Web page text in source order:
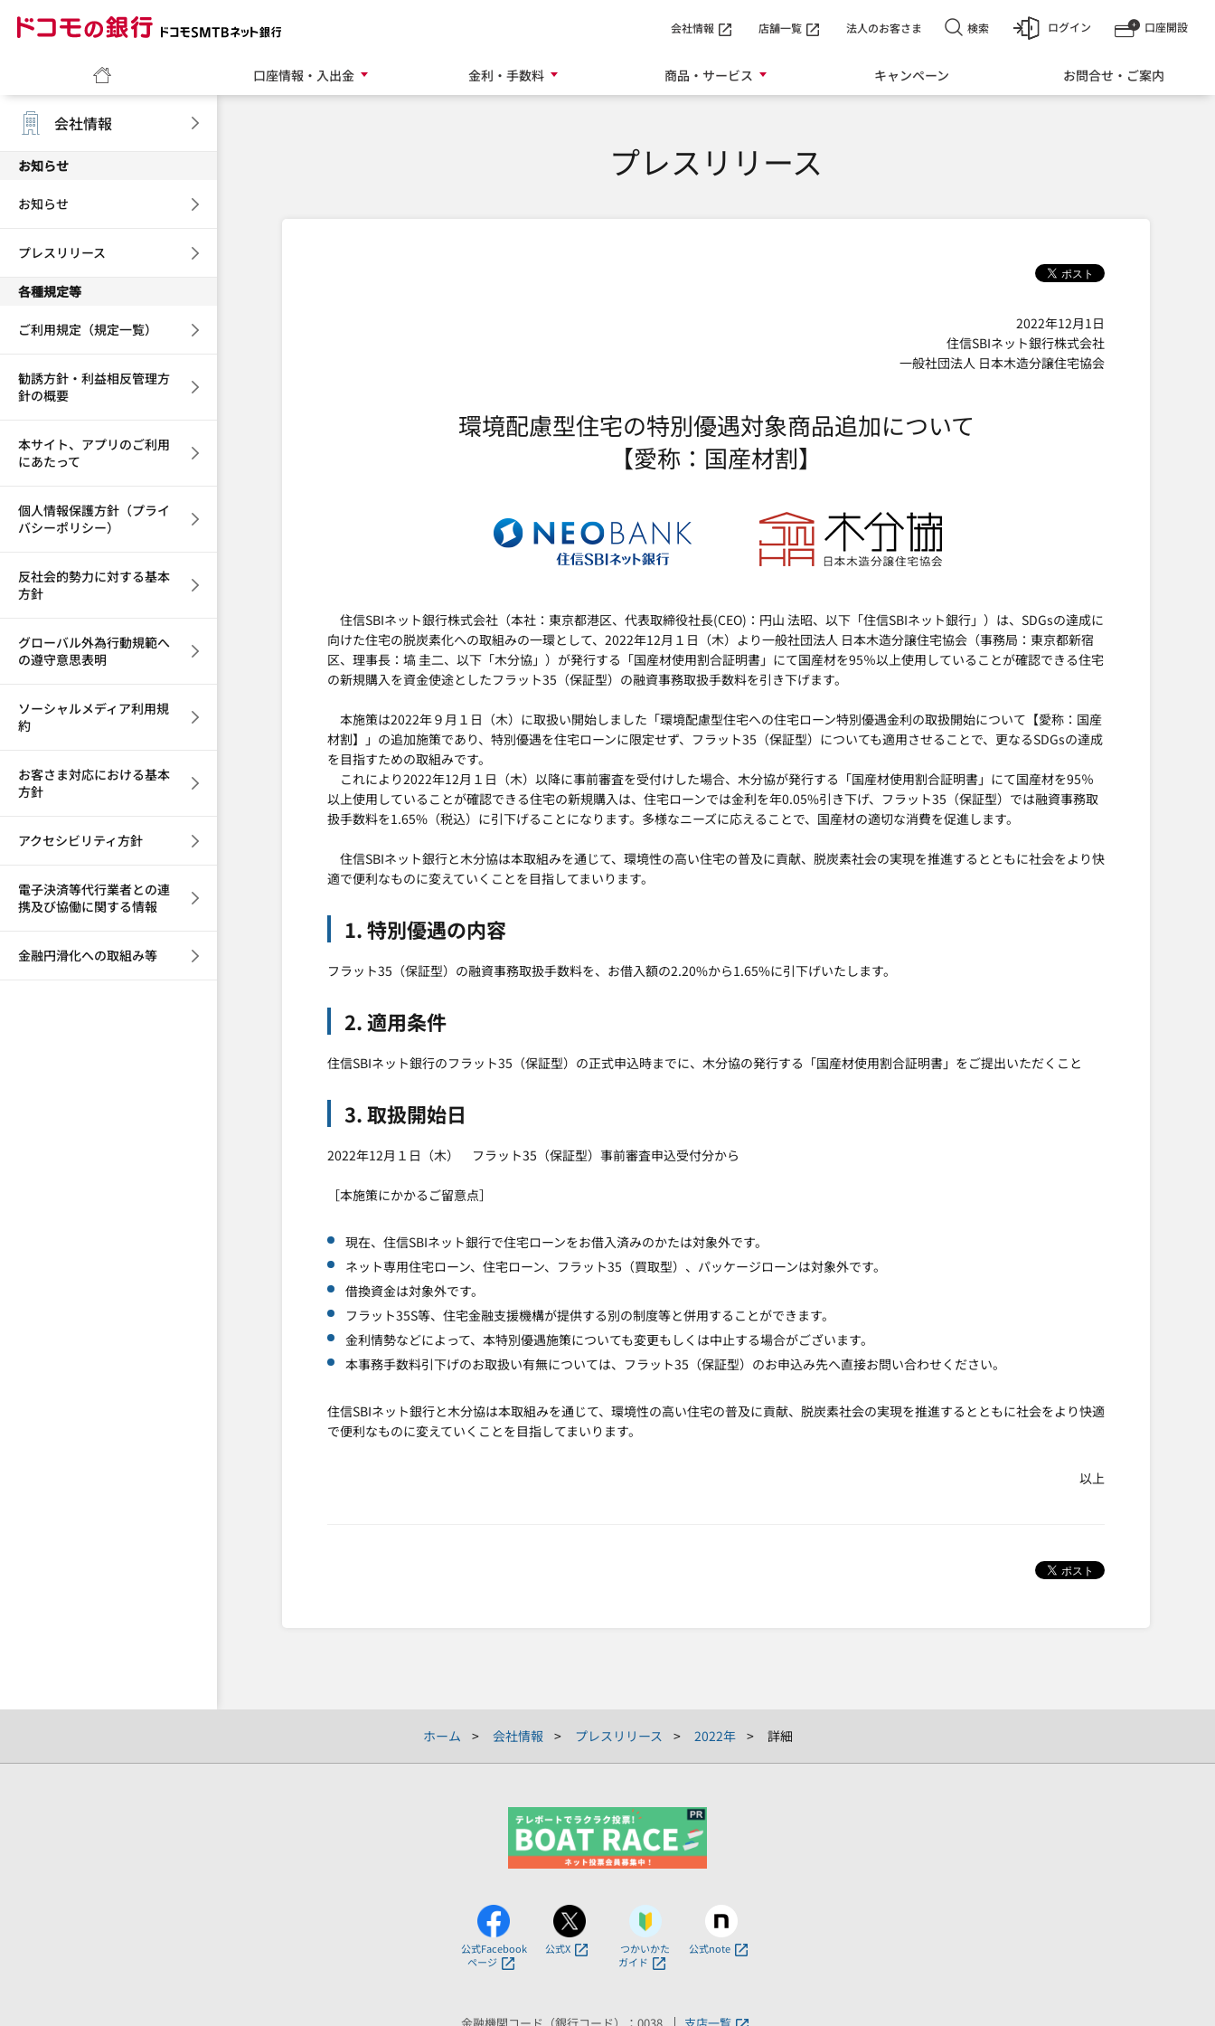
口座開設
ログイン
口座情報・入出金 金利・手数料 商品・サービス キャンペーン お問合せ・ご案内
会社情報 店舗一覧 法人のお客さま 検索
プレスリリース
2022年12月1日
住信SBIネット銀行株式会社
一般社団法人 日本木造分譲住宅協会
環境配慮型住宅の特別優遇対象商品追加について
【愛称：国産材割】
住信SBIネット銀行株式会社（本社：東京都港区、代表取締役社長(CEO)：円山 法昭、以下「住信SBIネット銀行」）は、SDGsの達成に
向けた住宅の脱炭素化への取組みの一環として、2022年12月１日（木）より一般社団法人 日本木造分譲住宅協会（事務局：東京都新宿
区、理事長：塙 圭二、以下「木分協」）が発行する「国産材使用割合証明書」にて国産材を95％以上使用していることが確認できる住宅
の新規購入を資金使途としたフラット35（保証型）の融資事務取扱手数料を引き下げます。
本施策は2022年９月１日（木）に取扱い開始しました「環境配慮型住宅への住宅ローン特別優遇金利の取扱開始について【愛称：国産
材割】」の追加施策であり、特別優遇を住宅ローンに限定せず、フラット35（保証型）についても適用させることで、更なるSDGsの達成
を目指すための取組みです。
これにより2022年12月１日（木）以降に事前審査を受付けした場合、木分協が発行する「国産材使用割合証明書」にて国産材を95％
以上使用していることが確認できる住宅の新規購入は、住宅ローンでは金利を年0.05%引き下げ、フラット35（保証型）では融資事務取
扱手数料を1.65%（税込）に引下げることになります。多様なニーズに応えることで、国産材の適切な消費を促進します。
住信SBIネット銀行と木分協は本取組みを通じて、環境性の高い住宅の普及に貢献、脱炭素社会の実現を推進するとともに社会をより快
適で便利なものに変えていくことを目指してまいります。
1. 特別優遇の内容
フラット35（保証型）の融資事務取扱手数料を、お借入額の2.20%から1.65%に引下げいたします。
2. 適用条件
住信SBIネット銀行のフラット35（保証型）の正式申込時までに、木分協の発行する「国産材使用割合証明書」をご提出いただくこと
3. 取扱開始日
2022年12月１日（木） フラット35（保証型）事前審査申込受付分から
［本施策にかかるご留意点］
現在、住信SBIネット銀行で住宅ローンをお借入済みのかたは対象外です。
ネット専用住宅ローン、住宅ローン、フラット35（買取型）、パッケージローンは対象外です。
借換資金は対象外です。
フラット35S等、住宅金融支援機構が提供する別の制度等と併用することができます。
金利情勢などによって、本特別優遇施策についても変更もしくは中止する場合がございます。
本事務手数料引下げのお取扱い有無については、フラット35（保証型）のお申込み先へ直接お問い合わせください。
住信SBIネット銀行と木分協は本取組みを通じて、環境性の高い住宅の普及に貢献、脱炭素社会の実現を推進するとともに社会をより快適
で便利なものに変えていくことを目指してまいります。
以上
会社情報
お知らせ
お知らせ
プレスリリース
各種規定等
ご利用規定（規定一覧）
勧誘方針・利益相反管理方
針の概要
本サイト、アプリのご利用
にあたって
個人情報保護方針（プライ
バシーポリシー）
反社会的勢力に対する基本
方針
グローバル外為行動規範へ
の遵守意思表明
ソーシャルメディア利用規
約
お客さま対応における基本
方針
アクセシビリティ方針
電子決済等代行業者との連
携及び協働に関する情報
金融円滑化への取組み等
ホーム 会社情報 プレスリリース 2022年 詳細
公式Facebook
ページ
公式X
つかいかた
ガイド
公式note